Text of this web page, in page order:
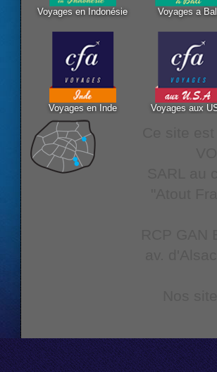
Voyages en Indonésie Voyages a
Voyages en Inde Voyages aux